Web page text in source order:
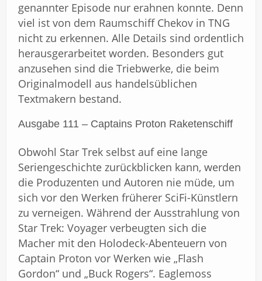
genannter Episode nur erahnen konnte. Denn
viel ist von dem Raumschiff Chekov in TNG
nicht zu erkennen. Alle Details sind ordentlich
herausgerarbeitet worden. Besonders gut
anzusehen sind die Triebwerke, die beim
Originalmodell aus handelsüblichen
Textmakern bestand.
Ausgabe 111 – Captains Proton Raketenschiff
Obwohl Star Trek selbst auf eine lange
Seriengeschichte zurückblicken kann, werden
die Produzenten und Autoren nie müde, um
sich vor den Werken früherer SciFi-Künstlern
zu verneigen. Während der Ausstrahlung von
Star Trek: Voyager verbeugten sich die
Macher mit den Holodeck-Abenteuern von
Captain Proton vor Werken wie „Flash
Gordon“ und „Buck Rogers“. Eaglemoss